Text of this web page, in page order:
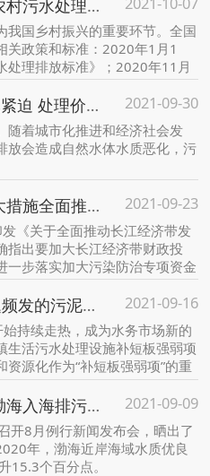
6大措施协同并进，开启农村污水处理新篇章
我国乡村振兴的重要环节。全国
关政策和标准：2020年1月1
处理排放标准》；2020年11月
水处理设施水污染物排放标
2021年污水处理需求依然紧迫 处理价格仍有提升空间 2021-09-30
随着城市化推进和经济社会发
放会造成自然水体水质恶化，污
全生命周期协同治理，4大措施全面推进长江经济带水环境综合整治 2021-09-23
《关于全面推动长江经济带发
指出要加大长江经济带财政投
一步落实加大污染防治专项资金
绿色发展基金重点投向长江经济
好氧？厌氧？焚烧？ 问题频发的污泥要怎么破局 2021-09-16
持续走热，成为水务市场新的
活污水处理设施补短板强弱项
源化作为“补短板强弱项”的重
出了方向引导。
3大措施对症下药，打好渤海入海排污口整治攻坚战 2021-09-09
开8月例行新闻发布会，晒出了
年，渤海近岸海域水质优良
15.3个百分点。